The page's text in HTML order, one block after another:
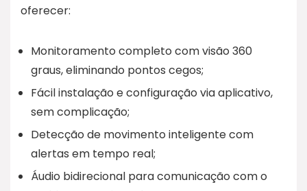
oferecer:
Monitoramento completo com visão 360
graus, eliminando pontos cegos;
Fácil instalação e configuração via aplicativo,
sem complicação;
Detecção de movimento inteligente com
alertas em tempo real;
Áudio bidirecional para comunicação com o